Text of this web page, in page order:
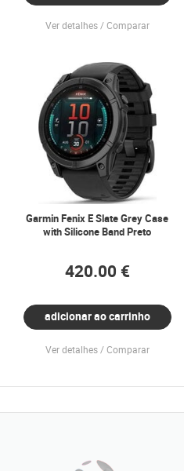
Ver detalhes Comparar
Garmin Fenix E Slate Grey Case
with Silicone Band Preto
420.00 €
adicionar ao carrinho
Ver detalhes Comparar